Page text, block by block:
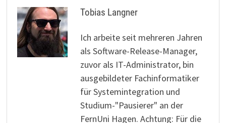
Tobias Langner
Ich arbeite seit mehreren Jahren
als Software-Release-Manager,
zuvor als IT-Administrator, bin
ausgebildeter Fachinformatiker
für Systemintegration und
Studium-"Pausierer" an der
FernUni Hagen. Achtung: Für die